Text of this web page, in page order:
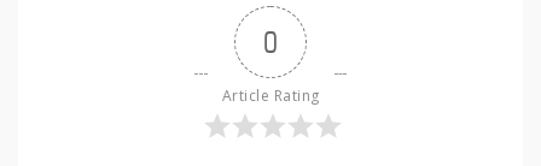
0
Article Rating